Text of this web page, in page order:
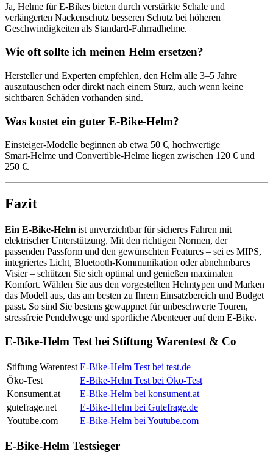
Ja, Helme für E‑Bikes bieten durch verstärkte Schale und
verlängerten Nackenschutz besseren Schutz bei höheren
Geschwindigkeiten als Standard-Fahrradhelme.
Wie oft sollte ich meinen Helm ersetzen?
Hersteller und Experten empfehlen, den Helm alle 3–5 Jahre
auszutauschen oder direkt nach einem Sturz, auch wenn keine
sichtbaren Schäden vorhanden sind.
Was kostet ein guter E‑Bike-Helm?
Einsteiger‑Modelle beginnen ab etwa 50 €, hochwertige
Smart‑Helme und Convertible-Helme liegen zwischen 120 € und
250 €.
Fazit
Ein E‑Bike-Helm ist unverzichtbar für sicheres Fahren mit
elektrischer Unterstützung. Mit den richtigen Normen, der
passenden Passform und den gewünschten Features – sei es MIPS,
integriertes Licht, Bluetooth-Kommunikation oder abnehmbares
Visier – schützen Sie sich optimal und genießen maximalen
Komfort. Wählen Sie aus den vorgestellten Helmtypen und Marken
das Modell aus, das am besten zu Ihrem Einsatzbereich und Budget
passt. So sind Sie bestens gewappnet für unbeschwerte Touren,
stressfreie Pendelwege und sportliche Abenteuer auf dem E‑Bike.
E-Bike-Helm Test bei Stiftung Warentest & Co
Stiftung Warentest E-Bike-Helm Test bei test.de
Öko-Test
E-Bike-Helm Test bei Öko-Test
Konsument.at
E-Bike-Helm bei konsument.at
gutefrage.net
E-Bike-Helm bei Gutefrage.de
Youtube.com
E-Bike-Helm bei Youtube.com
E-Bike-Helm Testsieger